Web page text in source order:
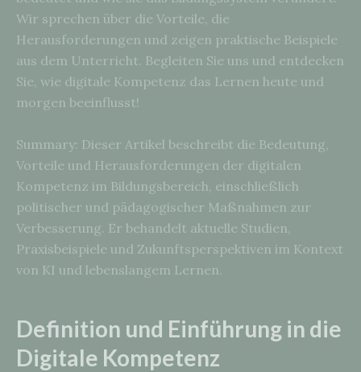
Wir sprechen über die Vorteile, die
Herausforderungen und zeigen praktische Beispiele
aus dem Unterricht. Begleiten Sie uns und entdecken
Sie, wie digitale Kompetenz das Lernen heute und
morgen beeinflusst!
Summary: Dieser Artikel beschreibt die Bedeutung,
Vorteile und Herausforderungen der digitalen
Kompetenz im Bildungsbereich, einschließlich
politischer und pädagogischer Maßnahmen zur
Verbesserung. Er behandelt aktuelle Studien,
Praxisbeispiele und Zukunftsperspektiven im Kontext
von KI und lebenslangem Lernen.
Definition und Einführung in die
Digitale Kompetenz